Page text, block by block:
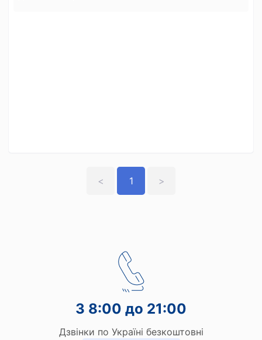
< 1 >
З 8:00 до 21:00
Дзвінки по Україні безкоштовні